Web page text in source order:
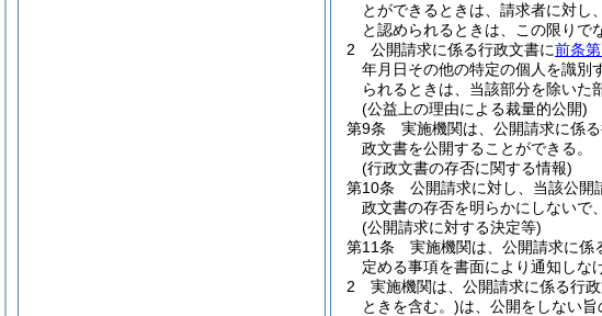
とができるときは、請求者に対し
と認められるときは、この限りで
2
公開請求に係る行政文書に前条
年月日その他の特定の個人を識別
られるときは、当該部分を除いた
(公益上の理由による裁量的公開)
第9条
実施機関は、公開請求に係
政文書を公開することができる。
(行政文書の存否に関する情報)
第10条
公開請求に対し、当該公開
政文書の存否を明らかにしないで
(公開請求に対する決定等)
第11条
実施機関は、公開請求に係
定める事項を書面により通知しな
2
実施機関は、公開請求に係る行
ときを含む。)は、公開をしない